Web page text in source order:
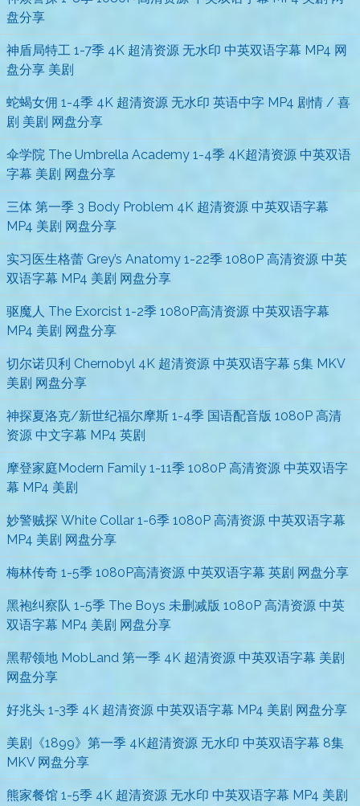
盘分享
神盾局特工 1-7季 4K 超清资源 无水印 中英双语字幕 MP4 网
盘分享 美剧
蛇蝎女佣 1-4季 4K 超清资源 无水印 英语中字 MP4 剧情 / 喜
剧 美剧 网盘分享
伞学院 The Umbrella Academy 1-4季 4K超清资源 中英双语
字幕 美剧 网盘分享
三体 第一季 3 Body Problem 4K 超清资源 中英双语字幕
MP4 美剧 网盘分享
实习医生格蕾 Grey’s Anatomy 1-22季 1080P 高清资源 中英
双语字幕 MP4 美剧 网盘分享
驱魔人 The Exorcist 1-2季 1080P高清资源 中英双语字幕
MP4 美剧 网盘分享
切尔诺贝利 Chernobyl 4K 超清资源 中英双语字幕 5集 MKV
美剧 网盘分享
神探夏洛克/新世纪福尔摩斯 1-4季 国语配音版 1080P 高清
资源 中文字幕 MP4 英剧
摩登家庭Modern Family 1-11季 1080P 高清资源 中英双语字
幕 MP4 美剧
妙警贼探 White Collar 1-6季 1080P 高清资源 中英双语字幕
MP4 美剧 网盘分享
梅林传奇 1-5季 1080P高清资源 中英双语字幕 英剧 网盘分享
黑袍纠察队 1-5季 The Boys 未删减版 1080P 高清资源 中英
双语字幕 MP4 美剧 网盘分享
黑帮领地 MobLand 第一季 4K 超清资源 中英双语字幕 美剧
网盘分享
好兆头 1-3季 4K 超清资源 中英双语字幕 MP4 美剧 网盘分享
美剧《1899》第一季 4K超清资源 无水印 中英双语字幕 8集
MKV 网盘分享
熊家餐馆 1-5季 4K 超清资源 无水印 中英双语字幕 MP4 美剧